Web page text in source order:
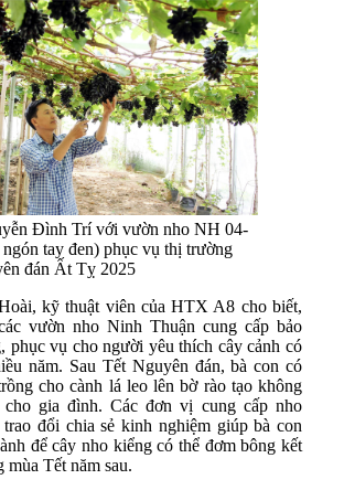
Đình Trí với vườn nho NH 04-
ngón tay đen) phục vụ thị trường
đán Ất Tỵ 2025
kỹ thuật viên của HTX A8 cho biết,
vườn nho Ninh Thuận cung cấp bảo
phục vụ cho người yêu thích cây cảnh có
năm. Sau Tết Nguyên đán, bà con có
cho cành lá leo lên bờ rào tạo không
cho gia đình. Các đơn vị cung cấp nho
trao đổi chia sẻ kinh nghiệm giúp bà con
để cây nho kiểng có thể đơm bông kết
mùa Tết năm sau.